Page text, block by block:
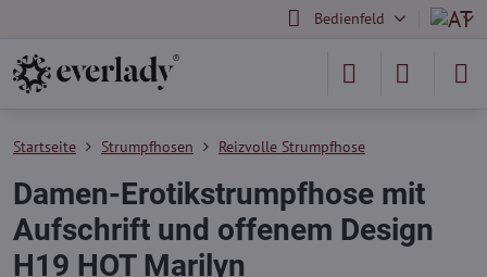
Bedienfeld
Startseite Strumpfhosen Reizvolle Strumpfhose
Damen-Erotikstrumpfhose mit
Aufschrift und offenem Design
H19 HOT Marilyn